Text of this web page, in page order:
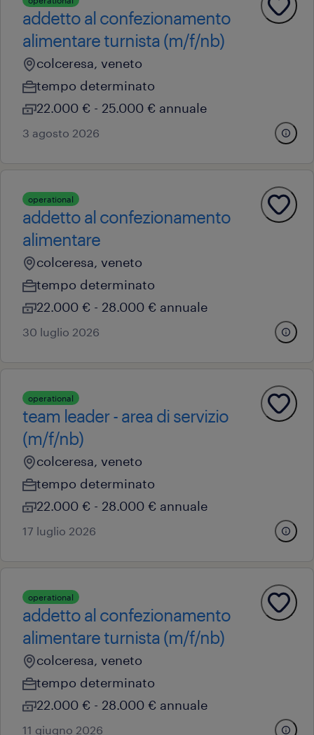
addetto al confezionamento
alimentare turnista (m/f/nb)
colceresa, veneto
tempo determinato
22.000 € - 25.000 € annuale
3 agosto 2026
operational
addetto al confezionamento
alimentare
colceresa, veneto
tempo determinato
22.000 € - 28.000 € annuale
30 luglio 2026
operational
team leader - area di servizio
(m/f/nb)
colceresa, veneto
tempo determinato
22.000 € - 28.000 € annuale
17 luglio 2026
operational
addetto al confezionamento
alimentare turnista (m/f/nb)
colceresa, veneto
tempo determinato
22.000 € - 28.000 € annuale
11 giugno 2026